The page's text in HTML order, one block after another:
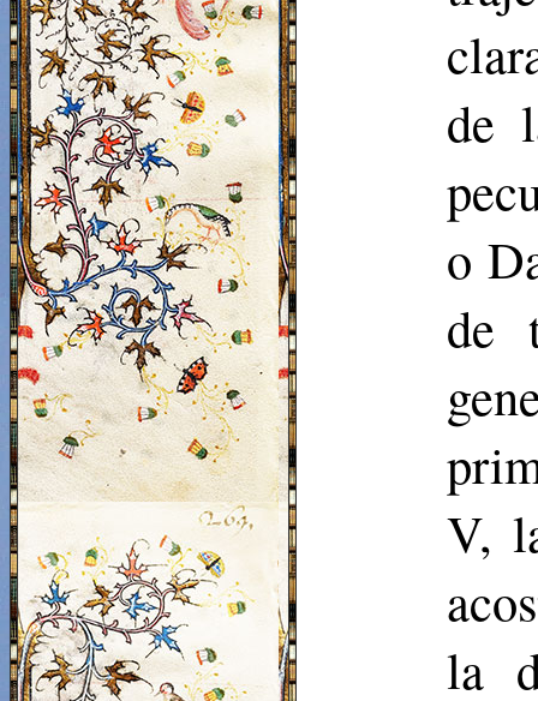
de
o
de
V,
la